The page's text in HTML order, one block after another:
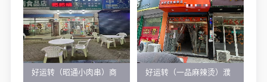
好运转（昭通小肉串）商 好运转（一品麻辣烫）濮